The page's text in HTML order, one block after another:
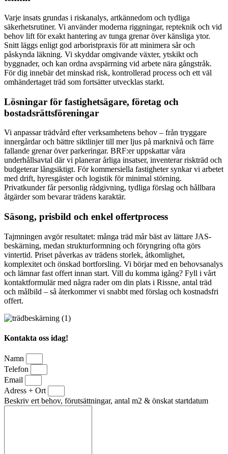
Varje insats grundas i riskanalys, artkännedom och tydliga
säkerhetsrutiner. Vi använder moderna riggningar, repteknik och vid
behov lift för exakt hantering av tunga grenar över känsliga ytor.
Snitt läggs enligt god arboristpraxis för att minimera sår och
påskynda läkning. Vi skyddar omgivande växter, ytskikt och
byggnader, och kan ordna avspärrning vid arbete nära gångstråk.
För dig innebär det minskad risk, kontrollerad process och ett väl
omhändertaget träd som fortsätter utvecklas starkt.
Lösningar för fastighetsägare, företag och
bostadsrättsföreningar
Vi anpassar trädvård efter verksamhetens behov – från tryggare
innergårdar och bättre siktlinjer till mer ljus på marknivå och färre
fallande grenar över parkeringar. BRF:er uppskattar våra
underhållsavtal där vi planerar årliga insatser, inventerar riskträd och
budgeterar långsiktigt. För kommersiella fastigheter synkar vi arbetet
med drift, hyresgäster och logistik för minimal störning.
Privatkunder får personlig rådgivning, tydliga förslag och hållbara
åtgärder som bevarar trädens karaktär.
Säsong, prisbild och enkel offertprocess
Tajmningen avgör resultatet: många träd mår bäst av lättare JAS-
beskärning, medan strukturformning och föryngring ofta görs
vintertid. Priset påverkas av trädens storlek, åtkomlighet,
komplexitet och önskad bortforsling. Vi börjar med en behovsanalys
och lämnar fast offert innan start. Vill du komma igång? Fyll i vårt
kontaktformulär med några rader om din plats i Rissne, antal träd
och målbild – så återkommer vi snabbt med förslag och kostnadsfri
offert.
Kontakta oss idag!
Namn
Telefon
Email
Adress + Ort
Beskriv ert behov, förutsättningar, antal m2 & önskat startdatum